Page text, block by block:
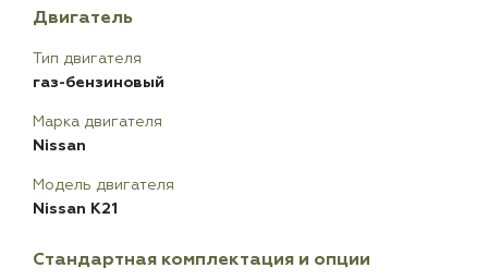
Двигатель
Тип двигателя
газ-бензиновый
Марка двигателя
Nissan
Модель двигателя
Nissan K21
Стандартная комплектация и опции